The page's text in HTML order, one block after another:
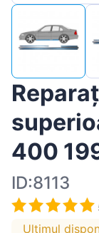
400
ID:8113
Ultimul